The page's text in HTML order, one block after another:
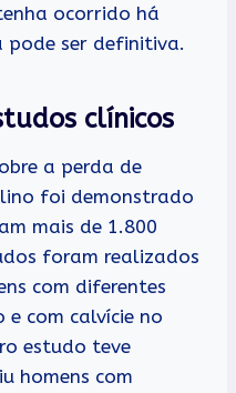
ocorrido há
pode ser definitiva.
clínicos
a perda de
foi demonstrado
mais de 1.800
foram realizados
com diferentes
e com calvície no
estudo teve
homens com